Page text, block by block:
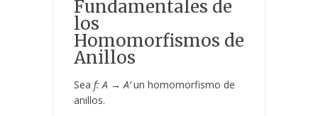
Fundamentales de
los
Homomorfismos de
Anillos
Sea f: A → A’un homomorfismo de
anillos.